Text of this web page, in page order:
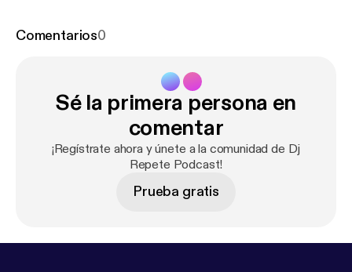
Comentarios0
Sé la primera persona en
comentar
¡Regístrate ahora y únete a la comunidad de Dj
Repete Podcast!
Prueba gratis